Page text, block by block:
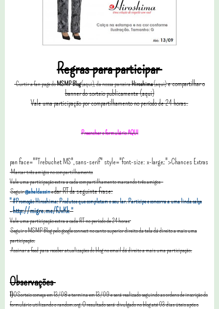
Regras para participar
Curtir a fan page doMSMPBlog(aqui), da nossa parceiraHiroshima(aqui) e compartilhar o
banner do sorteio publicamente (aqui)
Vale uma participação por compartilhamento no período de 24 horas.
Preencher o formulárioAQUI
pan face=""Trebuchet MS",sans-serif" style="font-size: x-large;">Chances Extras
Marcar três amigos no compartilhamento
Vale uma participação extra a cada compartilhamento marcando três amigos
Seguir@abaldassinedar RT da seguinte frase:
" #Promoção Hiroshima: Produtos que completam o seu lar. Participe e concorra a uma linda calça
-http://migre.me/fJvKk "
Vale uma participação extra a cada RT no período de 24 horas
Seguir o MSMP Blog pelo google connect no canto superior direito da tela dá direito a mais uma
participação.
Assinar a feed para receber atualizações do blog no email dádireito a mais uma participação.
Observações
1)O Sorteio começa em 13/08 e termina em 13/09 e será realizado seguindo as ordens de inscrição do
formulário utilizando o random.org. O resultado será divulgado no blog até 03 dias úteis após o